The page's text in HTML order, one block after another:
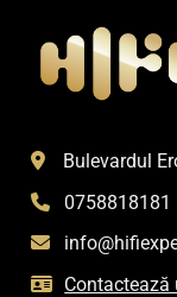
Bulevardul
0758818181
Contactează